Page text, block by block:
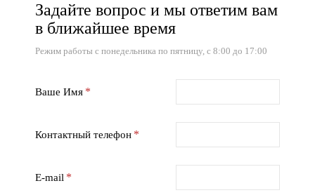
Задайте вопрос и мы ответим вам
в ближайшее время
Режим работы с понедельника по пятницу, с 8:00 до 17:00
Ваше Имя
Контактный телефон
E-mail